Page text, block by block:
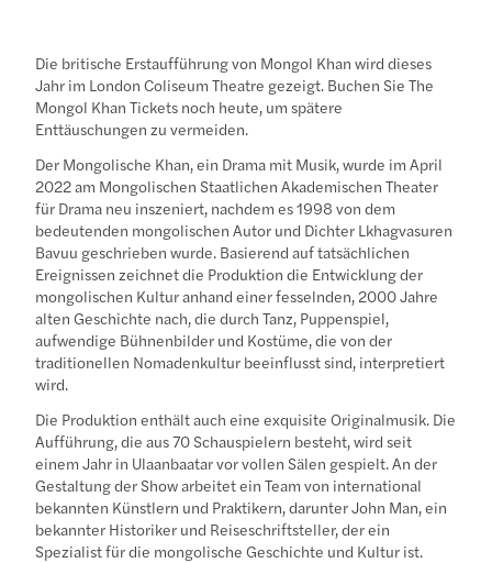
Die britische Erstaufführung von Mongol Khan wird dieses
Jahr im London Coliseum Theatre gezeigt. Buchen Sie The
Mongol Khan Tickets noch heute, um spätere
Enttäuschungen zu vermeiden.
Der Mongolische Khan, ein Drama mit Musik, wurde im April
2022 am Mongolischen Staatlichen Akademischen Theater
für Drama neu inszeniert, nachdem es 1998 von dem
bedeutenden mongolischen Autor und Dichter Lkhagvasuren
Bavuu geschrieben wurde. Basierend auf tatsächlichen
Ereignissen zeichnet die Produktion die Entwicklung der
mongolischen Kultur anhand einer fesselnden, 2000 Jahre
alten Geschichte nach, die durch Tanz, Puppenspiel,
aufwendige Bühnenbilder und Kostüme, die von der
traditionellen Nomadenkultur beeinflusst sind, interpretiert
wird.
Die Produktion enthält auch eine exquisite Originalmusik. Die
Aufführung, die aus 70 Schauspielern besteht, wird seit
einem Jahr in Ulaanbaatar vor vollen Sälen gespielt. An der
Gestaltung der Show arbeitet ein Team von international
bekannten Künstlern und Praktikern, darunter John Man, ein
bekannter Historiker und Reiseschriftsteller, der ein
Spezialist für die mongolische Geschichte und Kultur ist.